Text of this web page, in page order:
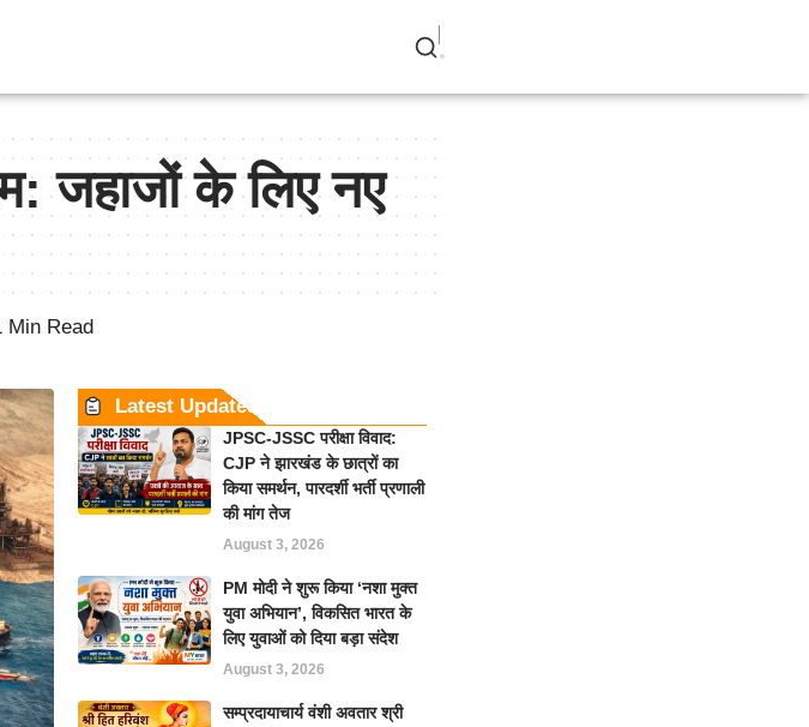
जहाजों के लिए नए
Min Read
Latest Updates
JPSC-JSSC परीक्षा विवाद:
CJP ने झारखंड के छात्रों का
किया समर्थन, पारदर्शी भर्ती प्रणाली
की मांग तेज
August 3, 2026
PM मोदी ने शुरू किया ‘नशा मुक्त
युवा अभियान’, विकसित भारत के
लिए युवाओं को दिया बड़ा संदेश
August 3, 2026
सम्प्रदायाचार्य वंशी अवतार श्री